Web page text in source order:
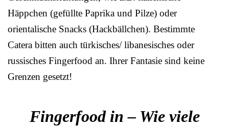
Häppchen (gefüllte Paprika und Pilze) oder
orientalische Snacks (Hackbällchen). Bestimmte
Catera bitten auch türkisches/ libanesisches oder
russisches Fingerfood an. Ihrer Fantasie sind keine
Grenzen gesetzt!
Fingerfood in – Wie viele